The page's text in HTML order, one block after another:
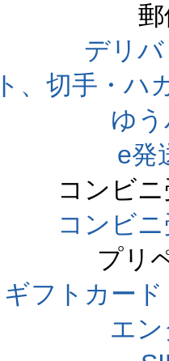
デリ
、切手・ハ
ゆ
e発
コンビ
コンビ
プリ
ギフトカー
エ